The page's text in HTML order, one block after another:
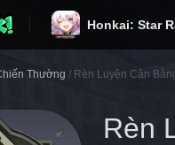
Honkai: Star
Thường / Rèn Luyện Cân
Rèn